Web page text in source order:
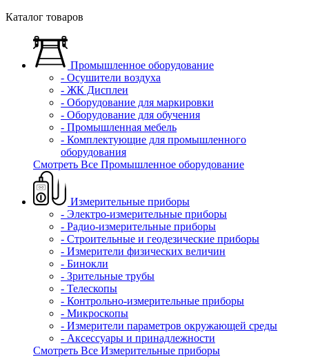
Каталог товаров
Промышленное оборудование
- Осушители воздуха
- ЖК Дисплеи
- Оборудование для маркировки
- Оборудование для обучения
- Промышленная мебель
- Комплектующие для промышленного
оборудования
Смотреть Все Промышленное оборудование
Измерительные приборы
- Электро-измерительные приборы
- Радио-измерительные приборы
- Строительные и геодезические приборы
- Измерители физических величин
- Бинокли
- Зрительные трубы
- Телескопы
- Контрольно-измерительные приборы
- Микроскопы
- Измерители параметров окружающей среды
- Аксессуары и принадлежности
Смотреть Все Измерительные приборы